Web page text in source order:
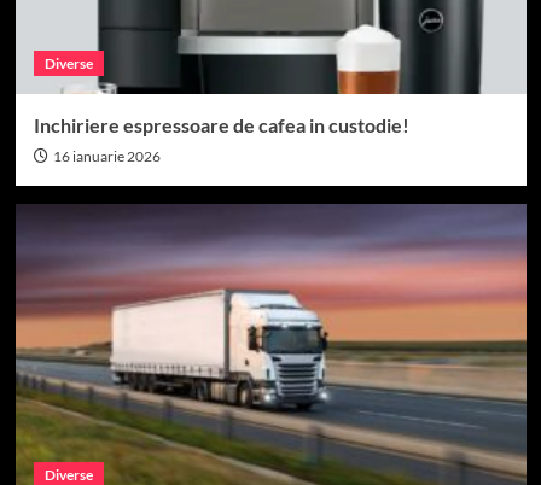
Diverse
Inchiriere espressoare de cafea in custodie!
16 ianuarie 2026
Diverse